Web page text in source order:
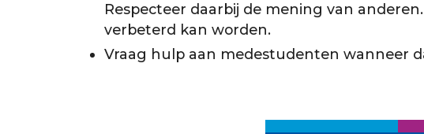
Respecteer daarbij de mening van
verbeterd kan worden.
Vraag hulp aan medestudenten wanneer